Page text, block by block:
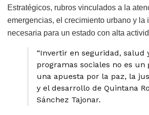
Estratégicos, rubros vinculados a la
emergencias, el crecimiento urbano y la
necesaria para un estado con alta
“Invertir en seguridad, salud
programas sociales no es un
una apuesta por la paz, la
y el desarrollo de Quintana
Sánchez Tajonar.